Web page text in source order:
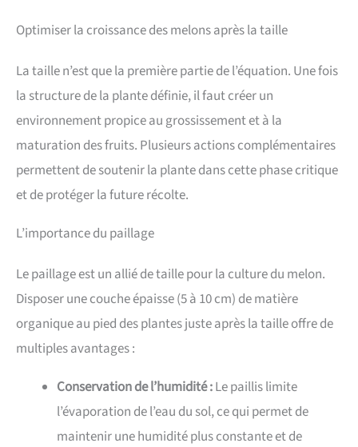
Optimiser la croissance des melons après la taille
La taille n’est que la première partie de l’équation. Une fois
la structure de la plante définie, il faut créer un
environnement propice au grossissement et à la
maturation des fruits. Plusieurs actions complémentaires
permettent de soutenir la plante dans cette phase critique
et de protéger la future récolte.
L’importance du paillage
Le paillage est un allié de taille pour la culture du melon.
Disposer une couche épaisse (5 à 10 cm) de matière
organique au pied des plantes juste après la taille offre de
multiples avantages :
Conservation de l’humidité :Le paillis limite
l’évaporation de l’eau du sol, ce qui permet de
maintenir une humidité plus constante et de